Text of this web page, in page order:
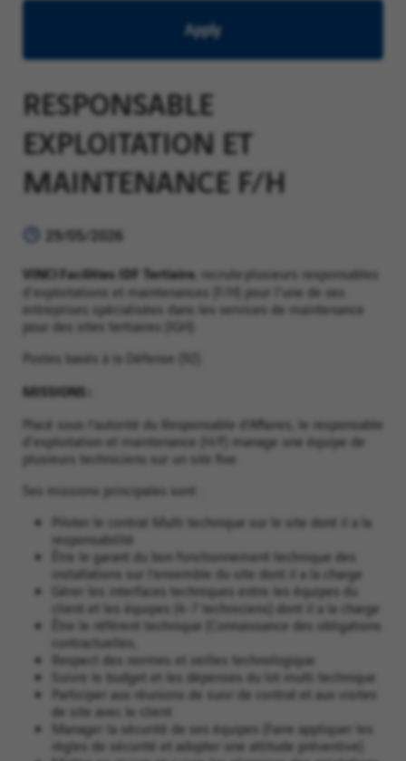
Apply
RESPONSABLE
EXPLOITATION ET
MAINTENANCE F/H
29/05/2026
VINCI Facilities IDF Tertiaire , recrute plusieurs responsables
d'exploitations et maintenances (F/H) pour l'une de ses
entreprises spécialisées dans les services de maintenance
pour des sites tertiaires (IGH).
Postes basés à la Défense (92).
MISSIONS :
Placé sous l’autorité du Responsable d’Affaires, le responsable
d'exploitation et maintenance (H/F) manage une équipe de
plusieurs techniciens sur un site fixe.
Ses missions principales sont :
Piloter le contrat Multi technique sur le site dont il a la
responsabilité
Être le garant du bon fonctionnement technique des
installations sur l’ensemble du site dont il a la charge
Gérer les interfaces techniques entre les équipes du
client et les équipes (4-7 techniciens) dont il a la charge
Être le référent technique (Connaissance des obligations
contractuelles,
Respect des normes et veilles technologique
Suivre le budget et les dépenses du lot multi technique
Participer aux réunions de suivi de contrat et aux visites
de site avec le client
Manager la sécurité de ses équipes (Faire appliquer les
règles de sécurité et adopter une attitude préventive)